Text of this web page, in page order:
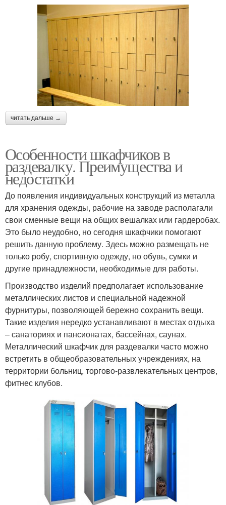
читать дальше →
Особенности шкафчиков в
раздевалку. Преимущества и
недостатки
До появления индивидуальных конструкций из металла
для хранения одежды, рабочие на заводе располагали
свои сменные вещи на общих вешалках или гардеробах.
Это было неудобно, но сегодня шкафчики помогают
решить данную проблему. Здесь можно размещать не
только робу, спортивную одежду, но обувь, сумки и
другие принадлежности, необходимые для работы.
Производство изделий предполагает использование
металлических листов и специальной надежной
фурнитуры, позволяющей бережно сохранить вещи.
Такие изделия нередко устанавливают в местах отдыха
– санаториях и пансионатах, бассейнах, саунах.
Металлический шкафчик для раздевалки часто можно
встретить в общеобразовательных учреждениях, на
территории больниц, торгово-развлекательных центров,
фитнес клубов.